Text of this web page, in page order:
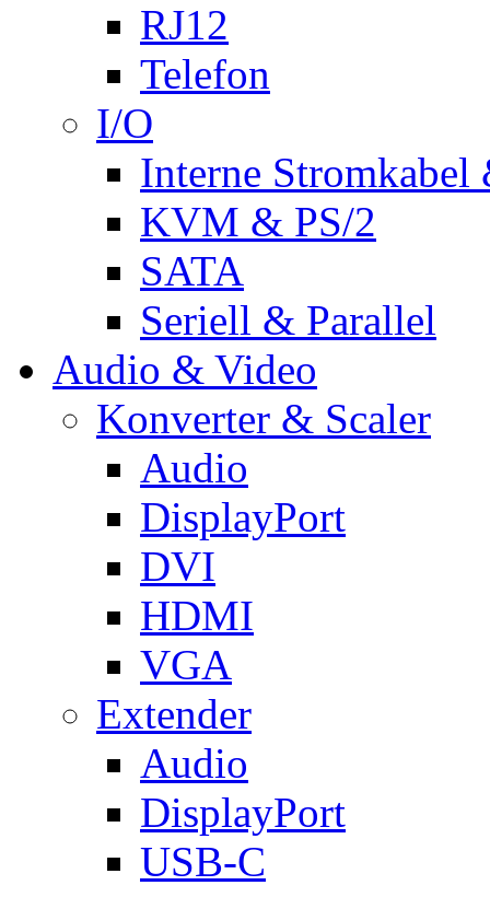
RJ12
Telefon
I/O
Interne Stromkabel
KVM & PS/2
SATA
Seriell & Parallel
Audio & Video
Konverter & Scaler
Audio
DisplayPort
DVI
HDMI
VGA
Extender
Audio
DisplayPort
USB-C